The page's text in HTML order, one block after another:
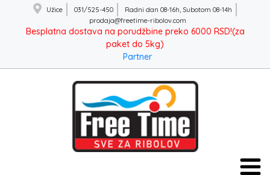
Užice 031/525-450
Radni dan 08-16h, Subotom 08-14h
prodaja@freetime-ribolov.com
Besplatna dostava na porudžbine preko 6000 RSD!(za
paket do 5kg)
Partner